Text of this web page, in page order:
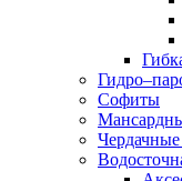
Софиты